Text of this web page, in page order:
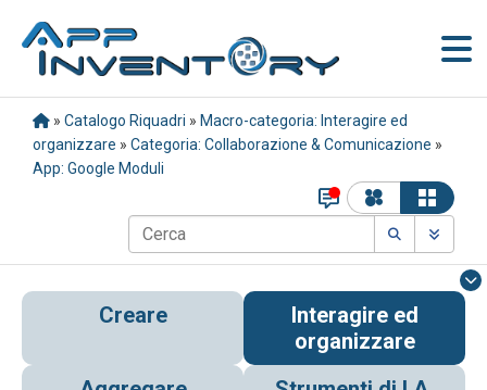
» Catalogo Riquadri » Macro-categoria: Interagire ed
organizzare » Categoria: Collaborazione & Comunicazione »
App: Google Moduli
Creare
Interagire ed
organizzare